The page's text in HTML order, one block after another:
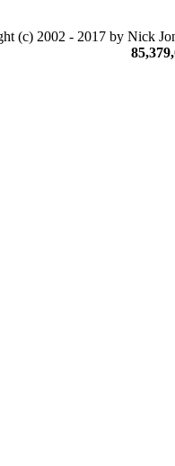
(c) 2002 - 2017 by Nick